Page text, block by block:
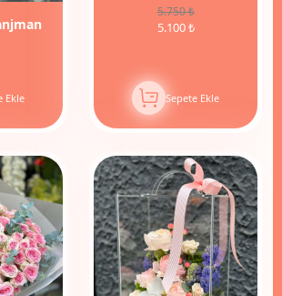
Ekle
5.750 ₺
5.100 ₺
Sepete Ekle
8%
İndirim